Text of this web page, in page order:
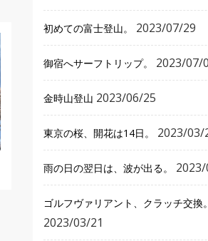
初めての富士登山。 2023/07/29
御宿へサーフトリップ。 2023/07/
金時山登山 2023/06/25
東京の桜、開花は14日。 2023/03/
雨の日の翌日は、波が出る。
ゴルフヴァリアント、クラッチ交換。
2023/03/21